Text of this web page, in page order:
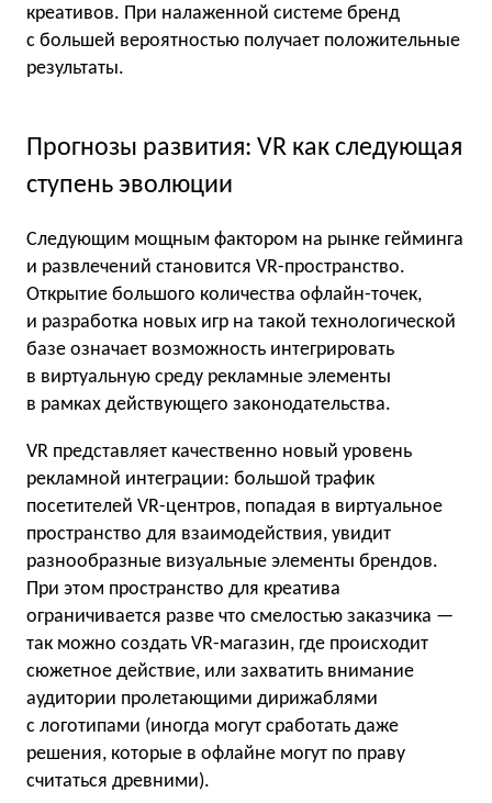
креативов. При налаженной системе бренд
с большей вероятностью получает положительные
результаты.
Прогнозы развития: VR как следующая
ступень эволюции
Следующим мощным фактором на рынке гейминга
и развлечений становится VR-пространство.
Открытие большого количества офлайн-точек,
и разработка новых игр на такой технологической
базе означает возможность интегрировать
в виртуальную среду рекламные элементы
в рамках действующего законодательства.
VR представляет качественно новый уровень
рекламной интеграции: большой трафик
посетителей VR-центров, попадая в виртуальное
пространство для взаимодействия, увидит
разнообразные визуальные элементы брендов.
При этом пространство для креатива
ограничивается разве что смелостью заказчика —
так можно создать VR-магазин, где происходит
сюжетное действие, или захватить внимание
аудитории пролетающими дирижаблями
с логотипами (иногда могут сработать даже
решения, которые в офлайне могут по праву
считаться древними).